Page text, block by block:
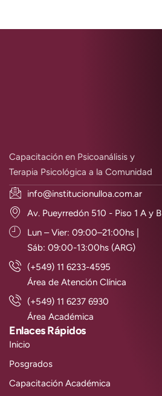
Capacitación en Psicoanálisis y
Terapia Psicológica a la Comunidad
info@institucionulloa.com.ar
Av. Pueyrredón 510 - Piso 1 A y B
Lun – Vier: 09:00–21:00hs |
Sáb: 09:00-13:00hs (ARG)
(+549) 11 6233-4595
Área de Atención Clínica
(+549) 11 6237 6930
Área Académica
Enlaces Rápidos
Inicio
Posgrados
Capacitación Académica